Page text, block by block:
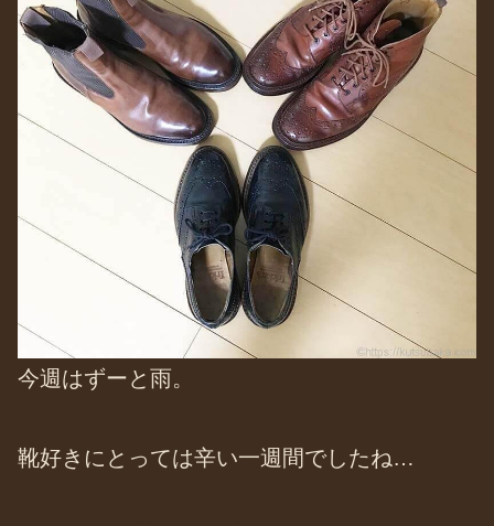
今週はずーと雨。
靴好きにとっては辛い一週間でしたね…